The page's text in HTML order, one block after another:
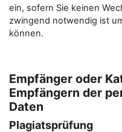
ein, sofern Sie keinen
zwingend notwendig ist
können.
Empfänger oder
Empfängern der
Daten
Plagiatsprüfung